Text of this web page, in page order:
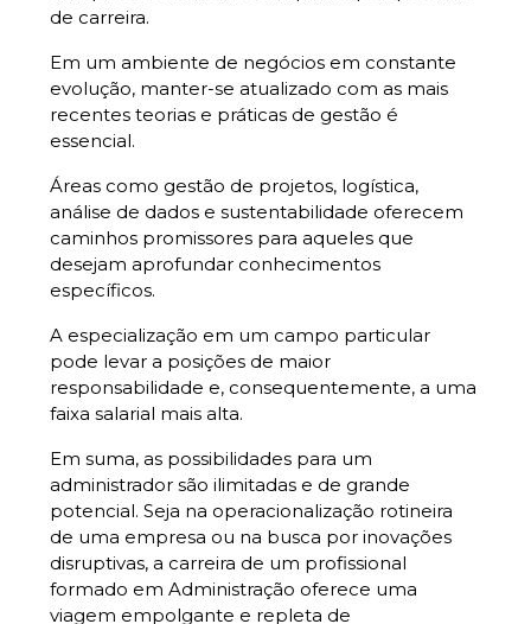
de carreira.
Em um ambiente de negócios em constante
evolução, manter-se atualizado com as mais
recentes teorias e práticas de gestão é
essencial.
Áreas como gestão de projetos, logística,
análise de dados e sustentabilidade oferecem
caminhos promissores para aqueles que
desejam aprofundar conhecimentos
específicos.
A especialização em um campo particular
pode levar a posições de maior
responsabilidade e, consequentemente, a uma
faixa salarial mais alta.
Em suma, as possibilidades para um
administrador são ilimitadas e de grande
potencial. Seja na operacionalização rotineira
de uma empresa ou na busca por inovações
disruptivas, a carreira de um profissional
formado em Administração oferece uma
viagem empolgante e repleta de